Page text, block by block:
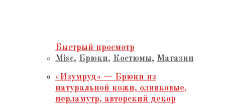
Быстрый просмотр
Misc, Брюки, Костюмы, Магазин
«Изумруд» — Брюки из
натуральной кожи, оливковые,
перламутр, авторский декор